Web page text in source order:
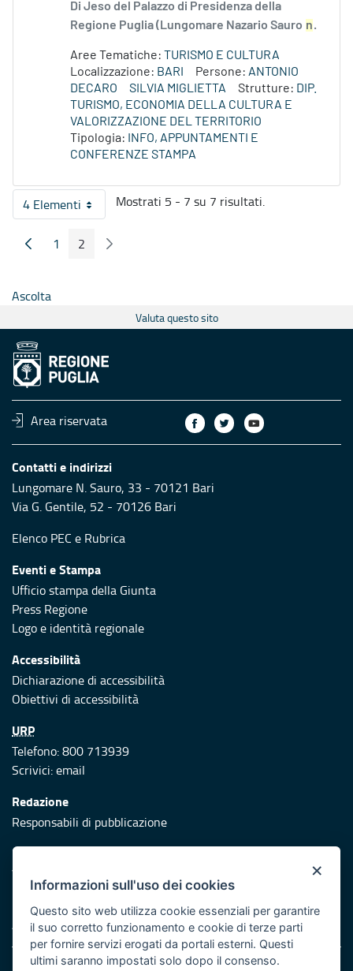
Di Jeso del Palazzo di Presidenza della
Regione Puglia (Lungomare Nazario Sauro n.
Aree Tematiche: TURISMO E CULTURA
Localizzazione: BARI Persone: ANTONIO
DECARO
SILVIA MIGLIETTA Strutture: DIP.
TURISMO, ECONOMIA DELLA CULTURA E
VALORIZZAZIONE DEL TERRITORIO
Tipologia:
INFO, APPUNTAMENTI E
CONFERENZE STAMPA
4 ElementiPer pagina
Mostrati 5 - 7 su 7 risultati.
Pagina Precedente
Pagina
1 Pagina
2 Pagina Seguente
Ascolta
Valuta questo sito
Area riservata
Contatti e indirizzi
Lungomare N. Sauro, 33 - 70121 Bari
Via G. Gentile, 52 - 70126 Bari
Elenco PEC e Rubrica
Eventi e Stampa
Ufficio stampa della Giunta
Press Regione
Logo e identità regionale
Accessibilità
Dichiarazione di accessibilità
Obiettivi di accessibilità
URP
Telefono: 800 713939
Scrivici:email
Redazione
Responsabili di pubblicazione
Protezione civile
Vai al sito di Protezione Civile Puglia
Iniziativa finanziata con risorse del POR Puglia 2014/2020 -
Asse XI
×
Informazioni sull'uso dei cookies
Questo sito web utilizza cookie essenziali per garantire
il suo corretto funzionamento e cookie di terze parti
per fornire servizi erogati da portali esterni. Questi
ultimi saranno impostati solo dopo il consenso.